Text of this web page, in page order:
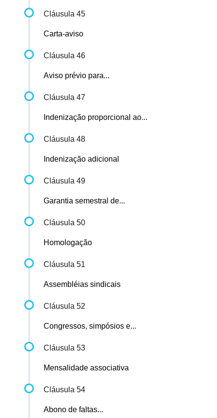
Cláusula 45
Carta-aviso
Cláusula 46
Aviso prévio para...
Cláusula 47
Indenização proporcional ao...
Cláusula 48
Indenização adicional
Cláusula 49
Garantia semestral de...
Cláusula 50
Homologação
Cláusula 51
Assembléias sindicais
Cláusula 52
Congressos, simpósios e...
Cláusula 53
Mensalidade associativa
Cláusula 54
Abono de faltas...